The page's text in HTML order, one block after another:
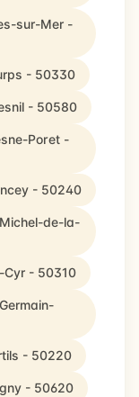
sur-Mer -
- 50330
- 50580
Poret -
- 50240
de-la-
Cyr - 50310
- 50220
- 50620